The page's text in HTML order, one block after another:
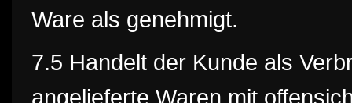
Ware als genehmigt.
7.5 Handelt der Kunde als
angelieferte Waren mit